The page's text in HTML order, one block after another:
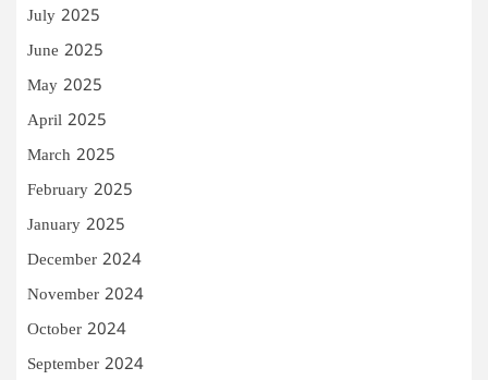
July 2025
June 2025
May 2025
April 2025
March 2025
February 2025
January 2025
December 2024
November 2024
October 2024
September 2024